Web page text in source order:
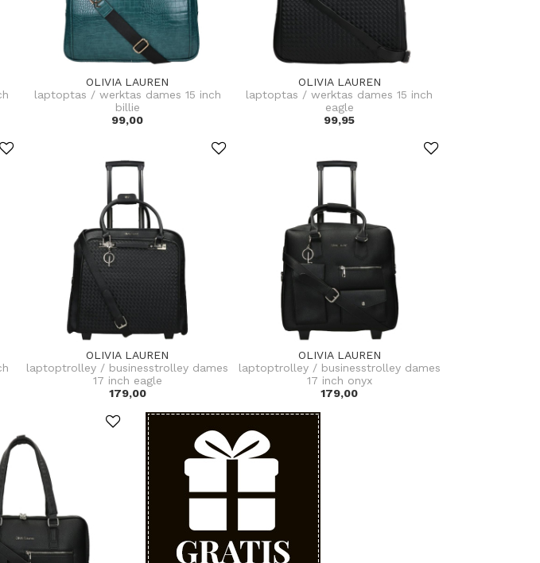
OLIVIA LAUREN
laptoptas / werktas dames 15 inch
billie
99,00
OLIVIA LAUREN
laptoptas / werktas dames 15 inch
eagle
99,95
OLIVIA LAUREN
laptoptrolley / businesstrolley dames
17 inch eagle
179,00
OLIVIA LAUREN
laptoptrolley / businesstrolley dames
17 inch onyx
179,00